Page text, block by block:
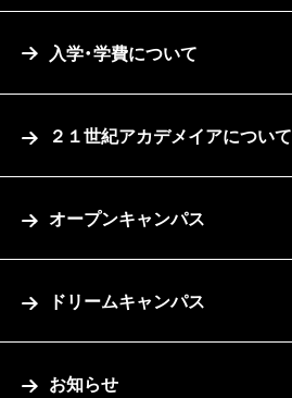
入学・学費について
２１世紀アカデメイアについて
オープンキャンパス
ドリームキャンパス
お知らせ